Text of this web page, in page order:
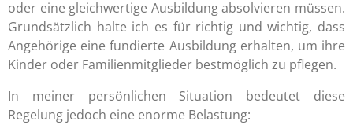
oder eine gleichwertige Ausbildung absolvieren müssen.
Grundsätzlich halte ich es für richtig und wichtig, dass
Angehörige eine fundierte Ausbildung erhalten, um ihre
Kinder oder Familienmitglieder bestmöglich zu pflegen.
In meiner persönlichen Situation bedeutet diese
Regelung jedoch eine enorme Belastung: